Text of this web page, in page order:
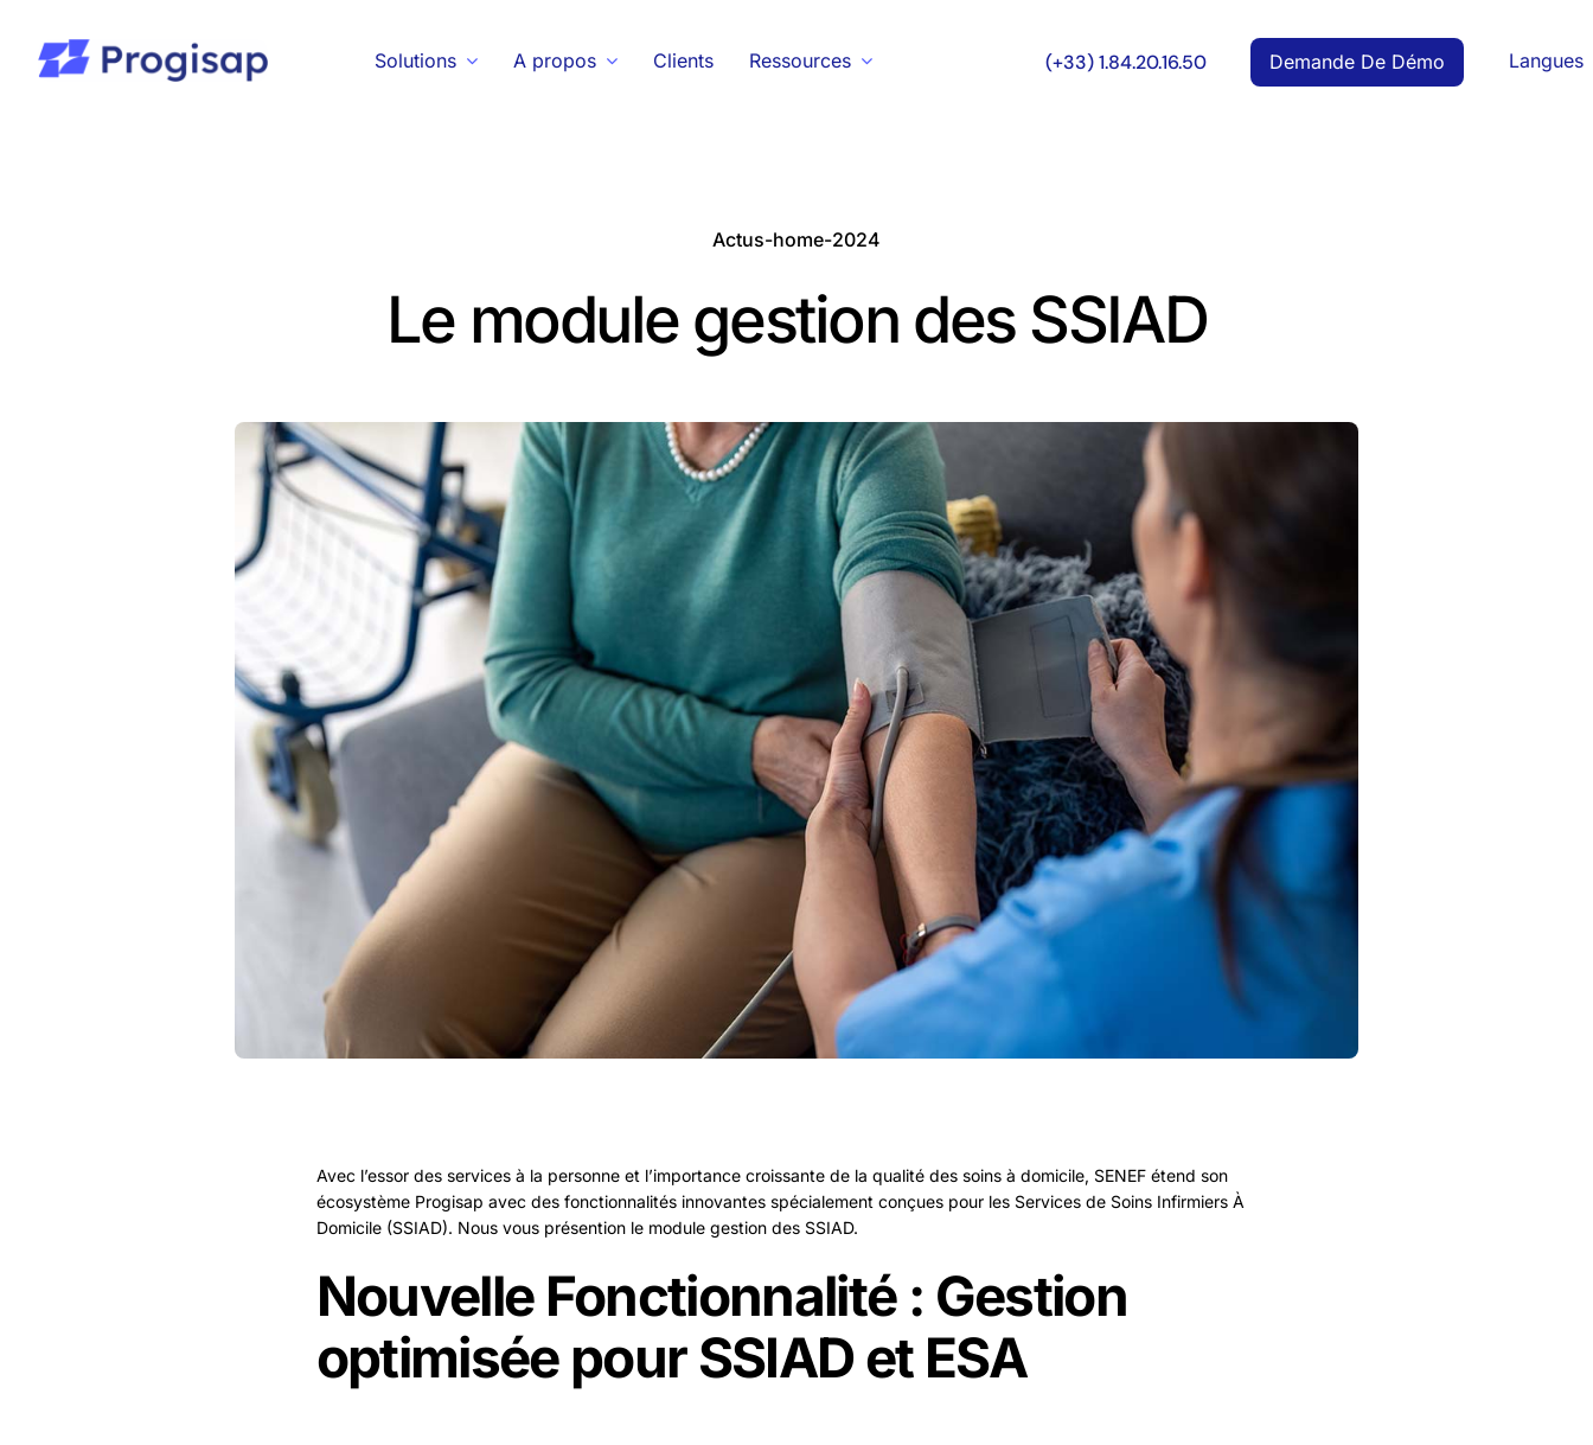
contenu
Solutions A propos Clients Ressources (+33) 1.84.20.16.50 Demande De Démo Langues
Actus-home-2024
Le module gestion des SSIAD
Avec l’essor des services à la personne et l’importance croissante de la qualité des soins à domicile, SENEF étend son
écosystème Progisap avec des fonctionnalités innovantes spécialement conçues pour les Services de Soins Infirmiers À
Domicile (SSIAD). Nous vous présention le module gestion des SSIAD.
Nouvelle Fonctionnalité : Gestion
optimisée pour SSIAD et ESA